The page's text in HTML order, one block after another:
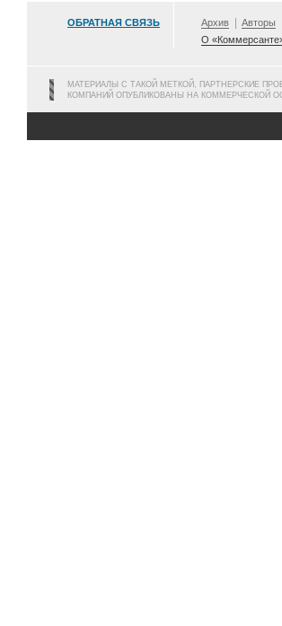
ОБРАТНАЯ СВЯЗЬ Архив Авторы
О
МАТЕРИАЛЫ С ТАКОЙ МЕТКОЙ, ПАРТНЕРСКИЕ
КОМПАНИЙ ОПУБЛИКОВАНЫ НА КОММЕРЧЕСКОЙ